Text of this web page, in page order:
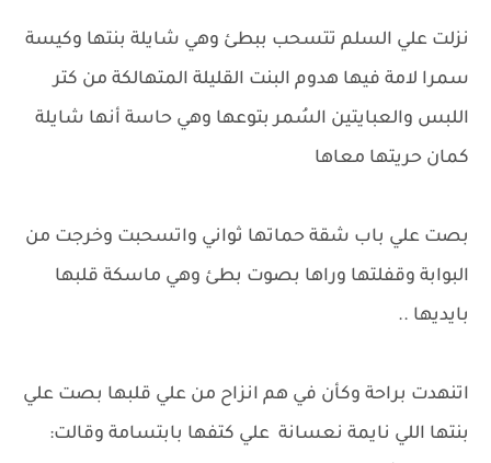
نزلت علي السلم تتسحب ببطئ وهي شايلة بنتها وكيسة
سمرا لامة فيها هدوم البنت القليلة المتهالكة من كتر
اللبس والعبايتين السُمر بتوعها وهي حاسة أنها شايلة
كمان حريتها معاها
بصت علي باب شقة حماتها ثواني واتسحبت وخرجت من
البوابة وقفلتها وراها بصوت بطئ وهي ماسكة قلبها
بايديها ..
اتنهدت براحة وكأن في هم انزاح من علي قلبها بصت علي
بنتها اللي نايمة نعسانة علي كتفها بابتسامة وقالت: